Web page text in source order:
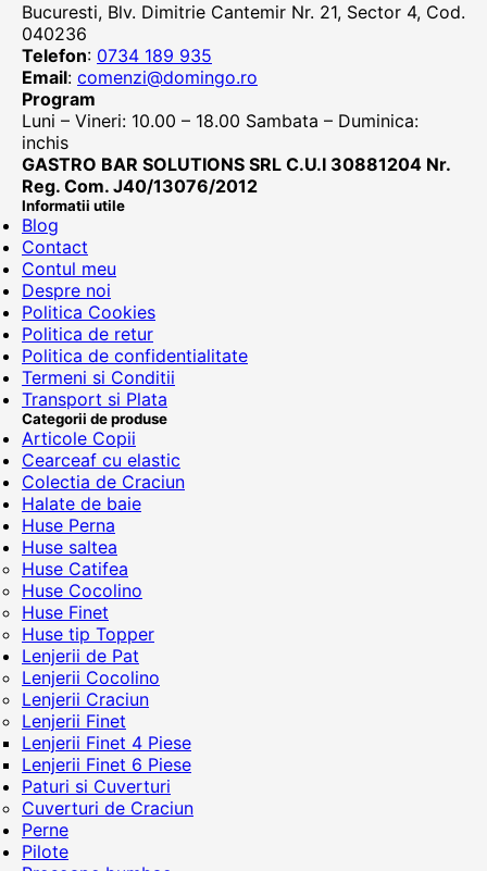
Bucuresti, Blv. Dimitrie Cantemir Nr. 21, Sector 4, Cod.
040236
Telefon: 0734 189 935
Email: comenzi@domingo.ro
Program
Luni – Vineri: 10.00 – 18.00 Sambata – Duminica:
inchis
GASTRO BAR SOLUTIONS SRL C.U.I 30881204 Nr.
Reg. Com. J40/13076/2012
Informatii utile
Blog
Contact
Contul meu
Despre noi
Politica Cookies
Politica de retur
Politica de confidentialitate
Termeni si Conditii
Transport si Plata
Categorii de produse
Articole Copii
Cearceaf cu elastic
Colectia de Craciun
Halate de baie
Huse Perna
Huse saltea
Huse Catifea
Huse Cocolino
Huse Finet
Huse tip Topper
Lenjerii de Pat
Lenjerii Cocolino
Lenjerii Craciun
Lenjerii Finet
Lenjerii Finet 4 Piese
Lenjerii Finet 6 Piese
Paturi si Cuverturi
Cuverturi de Craciun
Perne
Pilote